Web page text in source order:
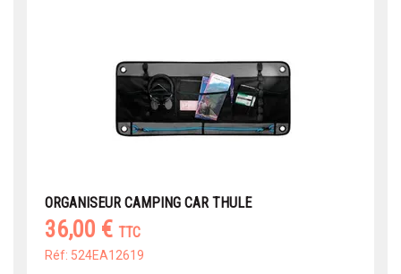
ORGANISEUR CAMPING CAR THULE
36,00 € TTC
Réf: 524EA12619